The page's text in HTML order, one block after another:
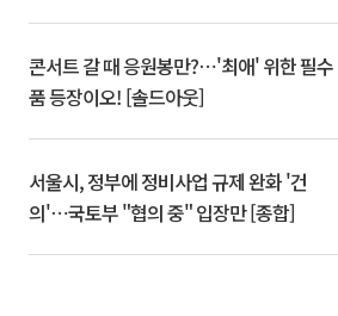
콘서트 갈 때 응원봉만?⋯'최애' 위한 필수
품 등장이오! [솔드아웃]
서울시, 정부에 정비사업 규제 완화 '건
의'⋯국토부 "협의 중" 입장만 [종합]